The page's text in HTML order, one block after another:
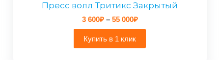
Пресс волл Тритикс Закрытый
3 600₽ – 55 000₽Диапазон
цен:
600₽
Купить в 1 клик